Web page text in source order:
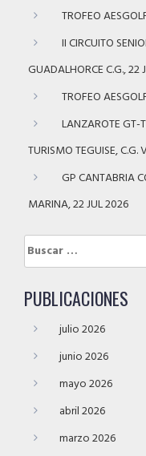
TROFEO
II CIRCUITO
GUADALHORCE C.G., 22
TROFEO
LANZAROTE GT-
TURISMO TEGUISE,
GP CANTABRIA
MARINA, 22 JUL 2026
Buscar:
PUBLICACIONES
julio 2026
junio 2026
mayo 2026
abril 2026
marzo 2026